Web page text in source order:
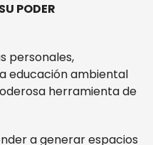
PODER
personales,
educación ambiental
herramienta de
a generar espacios